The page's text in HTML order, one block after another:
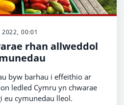
2022, 00:01
rhan allweddol
byw barhau i effeithio ar
ledled Cymru yn chwarae
eu cymunedau lleol.